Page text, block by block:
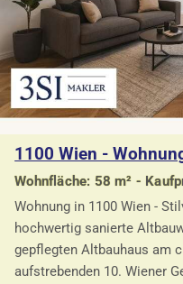
1100 Wien -
Wohnfläche: 58 m² -
Wohnung in 1100 Wien -
hochwertig sanierte
gepflegten Altbauhaus am
aufstrebenden 10. Wiener